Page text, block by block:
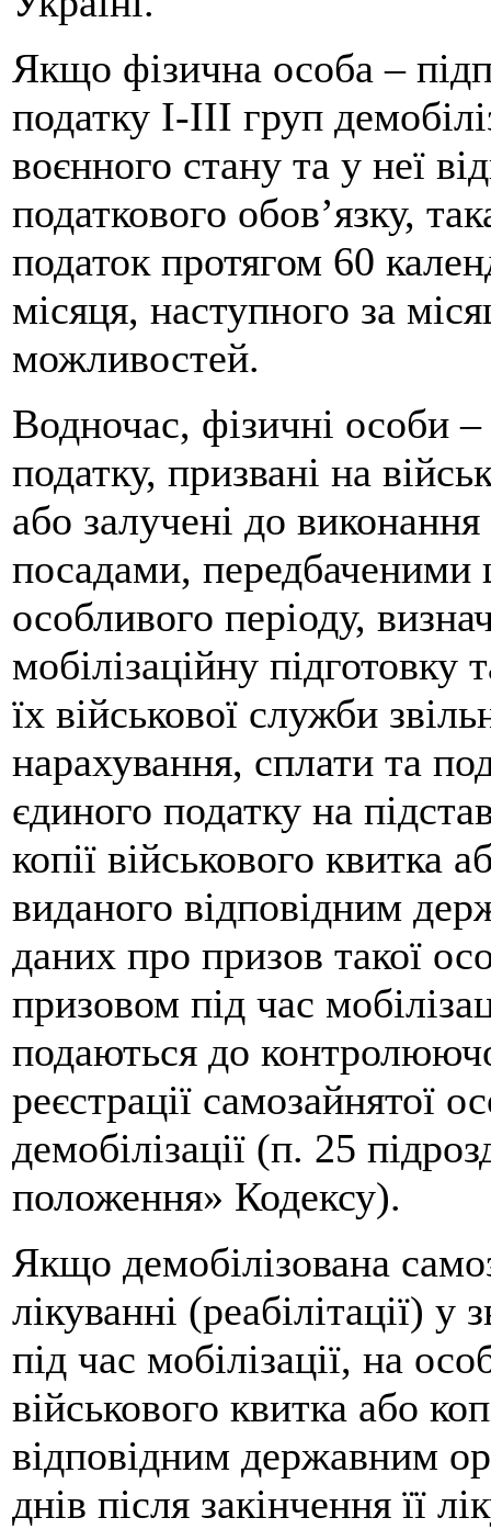
Якщо фізична особа –
податку І-ІІІ груп
воєнного стану та у неї
податкового обов’язку,
податок протягом 60
місяця, наступного за
можливостей.
Водночас, фізичні особи
податку, призвані на
або залучені до виконання
посадами, передбаченими
особливого періоду,
мобілізаційну підготовку
їх військової служби
нарахування, сплати та
єдиного податку на
копії військового квитка
виданого відповідним
даних про призов такої
призовом під час
подаються до
реєстрації самозайнятої
демобілізації (п. 25
положення» Кодексу).
Якщо демобілізована
лікуванні (реабілітації) у
під час мобілізації, на
військового квитка або
відповідним державним
днів після закінчення її